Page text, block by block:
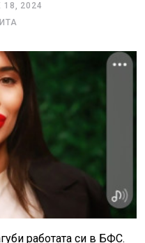
18, 2024
работата си в БФС.